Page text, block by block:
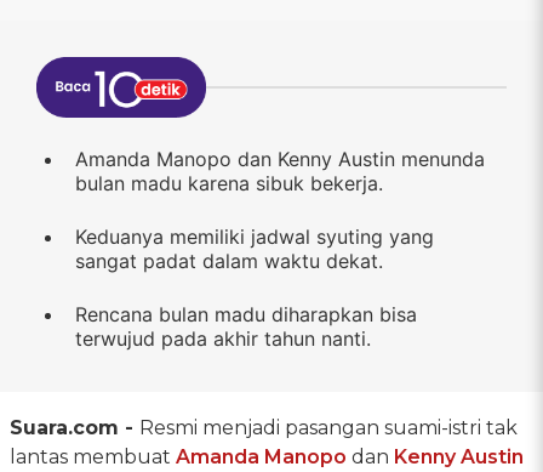
Amanda Manopo dan Kenny Austin menunda
bulan madu karena sibuk bekerja.
Keduanya memiliki jadwal syuting yang
sangat padat dalam waktu dekat.
Rencana bulan madu diharapkan bisa
terwujud pada akhir tahun nanti.
Suara.com - Resmi menjadi pasangan suami-istri tak
lantas membuat Amanda Manopo dan Kenny Austin